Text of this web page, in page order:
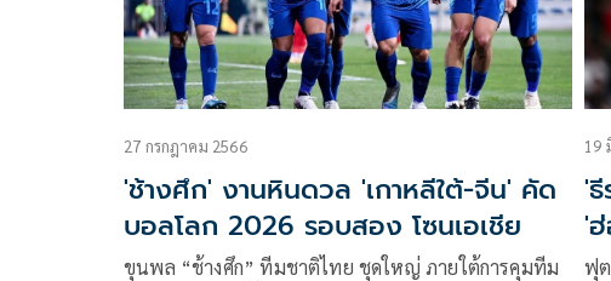
27 กรกฎาคม 2566
'ช้างศึก' งานหินดวล 'เกาหลีใต้-จีน' คัด
บอลโลก 2026 รอบสอง โซนเอเชีย
ขุนพล “ช้างศึก” ทีมชาติไทย ชุดใหญ่ ภายใต้การคุมทีม
19
'
'
ฟุ